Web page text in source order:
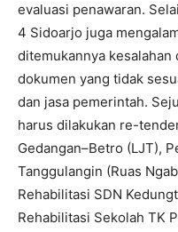
evaluasi penawaran.
4 Sidoarjo juga
ditemukannya kesalahan
dokumen yang tidak
dan jasa pemerintah.
harus dilakukan re-
Gedangan–Betro (LJT),
Tanggulangin (Ruas
Rehabilitasi SDN
Rehabilitasi Sekolah TK